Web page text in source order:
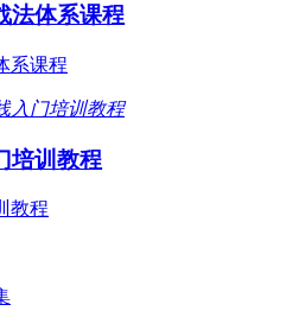
法体系课程
系课程
培训教程
教程